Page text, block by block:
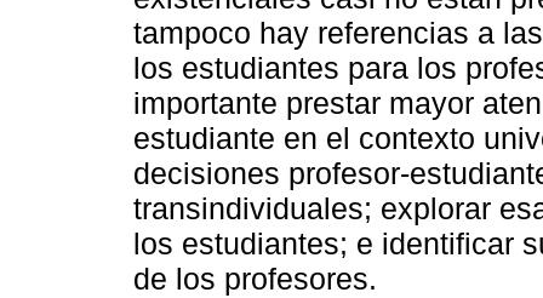
tampoco hay referencias a
los estudiantes para los
importante prestar mayor
estudiante en el contexto
decisiones profesor-
transindividuales; explorar
los estudiantes; e identificar
de los profesores.